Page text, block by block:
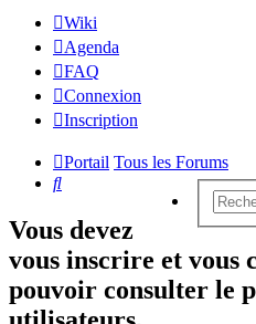
Wiki
Agenda
FAQ
Connexion
Inscription
Portail Tous les Forums
Rechercher
Vous devez
vous inscrire et vous
pouvoir consulter le